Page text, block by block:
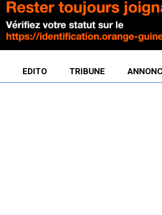
EDITO TRIBUNE